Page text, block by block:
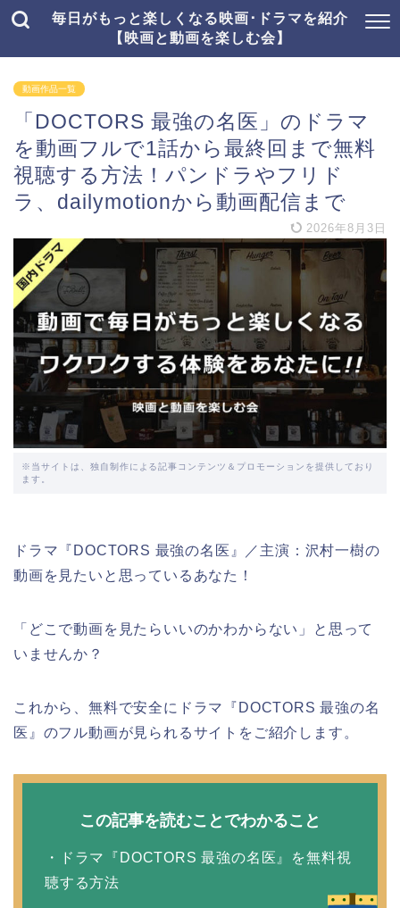
毎日がもっと楽しくなる映画･ドラマを紹介
【映画と動画を楽しむ会】
動画作品一覧
「DOCTORS 最強の名医」のドラマ
を動画フルで1話から最終回まで無料
視聴する方法！パンドラやフリド
ラ、dailymotionから動画配信まで
2026年8月3日
※当サイトは、独自制作による記事コンテンツ＆プロモーションを提供しており
ます。
ドラマ『DOCTORS 最強の名医』／主演：沢村一樹の
動画を見たいと思っているあなた！
「どこで動画を見たらいいのかわからない」と思って
いませんか？
これから、無料で安全にドラマ『DOCTORS 最強の名
医』のフル動画が見られるサイトをご紹介します。
この記事を読むことでわかること
・ドラマ『DOCTORS 最強の名医』を無料視
聴する方法